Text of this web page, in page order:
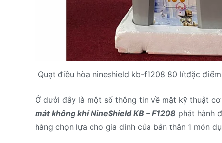
Quạt điều hòa nineshield kb-f1208 80 lítđặc
Ở dưới đây là một số thông tin về mặt kỹ thuật
mát không khí NineShield KB – F1208 phát hành
hàng chọn lựa cho gia đình của bản thân 1 món